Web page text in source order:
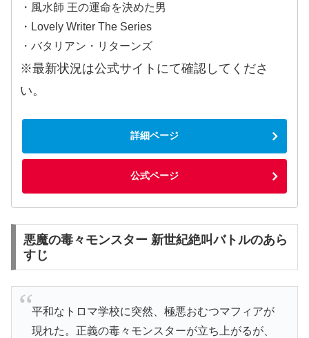
・風水師 王の運命を決めた男
・Lovely Writer The Series
・バタリアン・リターンズ
※最新状況は公式サイトにて確認してくださ
い。
詳細ページ
公式ページ
悪魔の毒々モンスター 新世紀絶叫バトルのあら
すじ
平和なトロマ学校に突然、極悪おむつマフィアが
現れた。正義の毒々モンスターが立ち上がるが、